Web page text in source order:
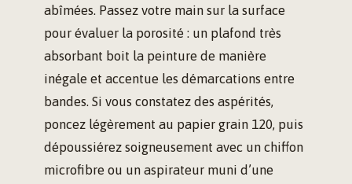
abîmées. Passez votre main sur la surface
pour évaluer la porosité : un plafond très
absorbant boit la peinture de manière
inégale et accentue les démarcations entre
bandes. Si vous constatez des aspérités,
poncez légèrement au papier grain 120, puis
dépoussiérez soigneusement avec un chiffon
microfibre ou un aspirateur muni d’une